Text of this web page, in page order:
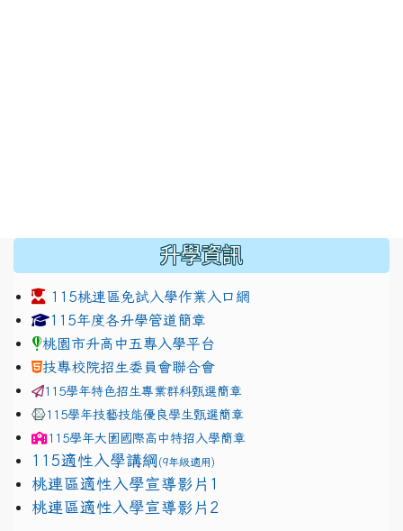
升學資訊
115桃連區免試入學作業入口網
link to https://www.jhjhs.tyc.edu.tw/modules/
115年度各升學管道簡章
桃園市升高中五專入學平台
技專校院招生委員會聯合會
115學年特色招生專業群科甄選簡章
115學年技藝技能優良學生甄選簡章
115學年大園國際高中特招入學簡章
115適性入學講綱 (9年級適用)
link to https://docs.google.com/presentation/d/
桃連區適性入學宣導影片1
link to https://docs.google.com/presentation/d/
桃連區適性入學宣導影片2